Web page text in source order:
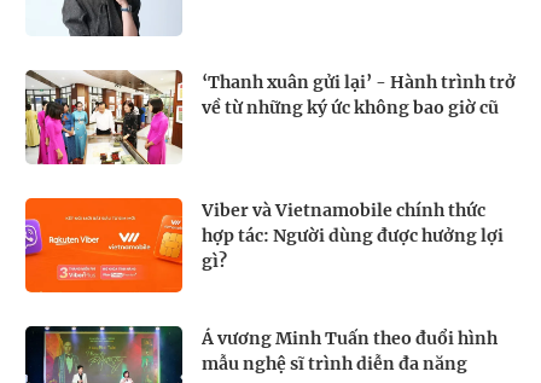
‘Thanh xuân gửi lại’ - Hành trình trở
về từ những ký ức không bao giờ cũ
Viber và Vietnamobile chính thức
hợp tác: Người dùng được hưởng lợi
gì?
Á vương Minh Tuấn theo đuổi hình
mẫu nghệ sĩ trình diễn đa năng